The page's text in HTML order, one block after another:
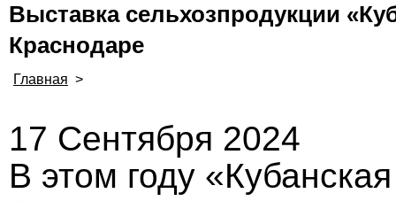
Выставка сельхозпродукции
Краснодаре
Главная >
17 Сентября 2024
В этом году